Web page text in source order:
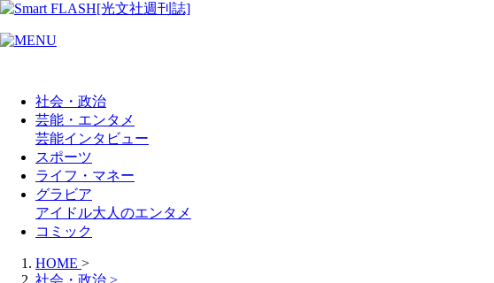
社会・政治
芸能・エンタメ
芸能インタビュー
スポーツ
ライフ・マネー
グラビア
アイドル大人のエンタメ
コミック
HOME >
社会・政治 >